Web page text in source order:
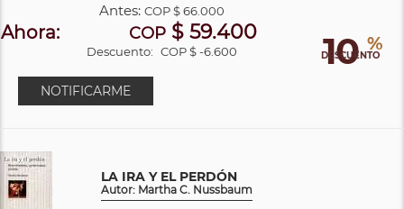
10 %
DESCUENTO
Antes: COP$ 66.000
Ahora: COP $ 59.400
Descuento: COP $ -6.600
NOTIFICARME
LA IRA Y EL PERDÓN
Autor: Martha C. Nussbaum